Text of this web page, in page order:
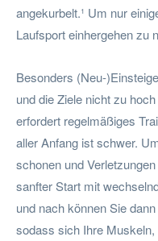
angekurbelt.¹ Um nur
Laufsport einhergehen zu
Besonders (Neu-
und die Ziele nicht zu
erfordert regelmäßiges
aller Anfang ist schwer.
schonen und
sanfter Start mit
und nach können Sie
sodass sich Ihre